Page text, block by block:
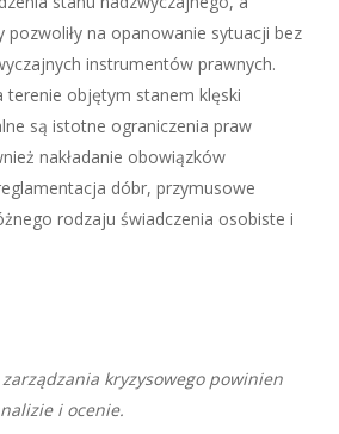
pozwoliły na opanowanie sytuacji bez
instrumentów prawnych.
terenie objętym stanem klęski
są istotne ograniczenia praw
nakładanie obowiązków
dóbr, przymusowe
rodzaju świadczenia osobiste i
kryzysowego powinien
i ocenie.